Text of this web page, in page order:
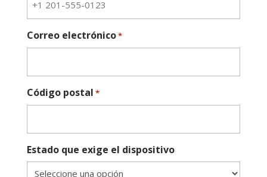
Correo electrónico*
Código postal *
Estado que exige el dispositivo